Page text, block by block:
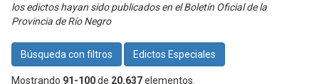
los edictos hayan sido publicados en el Boletín Oficial de la
Provincia de Río Negro
Búsqueda con filtros Edictos Especiales
Mostrando 91-100de 20.637elementos.